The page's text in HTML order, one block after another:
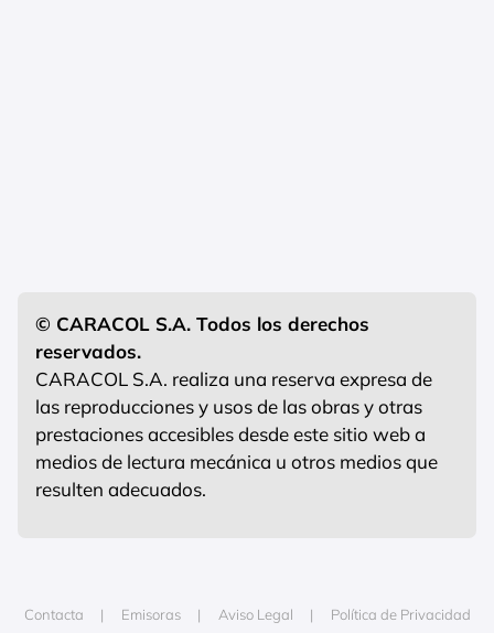
© CARACOL S.A. Todos los derechos
reservados.
CARACOL S.A. realiza una reserva expresa de
las reproducciones y usos de las obras y otras
prestaciones accesibles desde este sitio web a
medios de lectura mecánica u otros medios que
resulten adecuados.
Contacta Emisoras Aviso Legal
Política de Privacidad